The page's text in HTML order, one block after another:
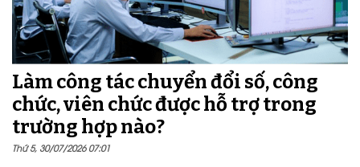
Làm công tác chuyển đổi số, công
chức, viên chức được hỗ trợ trong
trường hợp nào?
Thứ 5, 30/07/2026 07:01